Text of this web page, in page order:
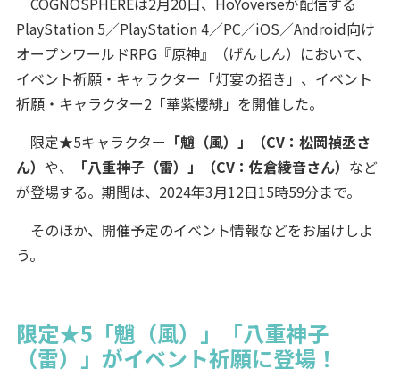
PlayStation 5／PlayStation 4／PC／iOS／Android向け
オープンワールドRPG『原神』（げんしん）において、
イベント祈願・キャラクター「灯宴の招き」、イベント
祈願・キャラクター2「華紫櫻緋」を開催した。
限定★5キャラクター 「魈（風）」（CV：松岡禎丞さ
ん） や、 「八重神子（雷）」（CV：佐倉綾音さん） など
が登場する。期間は、2024年3月12日15時59分まで。
そのほか、開催予定のイベント情報などをお届けしよ
う。
限定★5「魈（風）」「八重神子
（雷）」がイベント祈願に登場！